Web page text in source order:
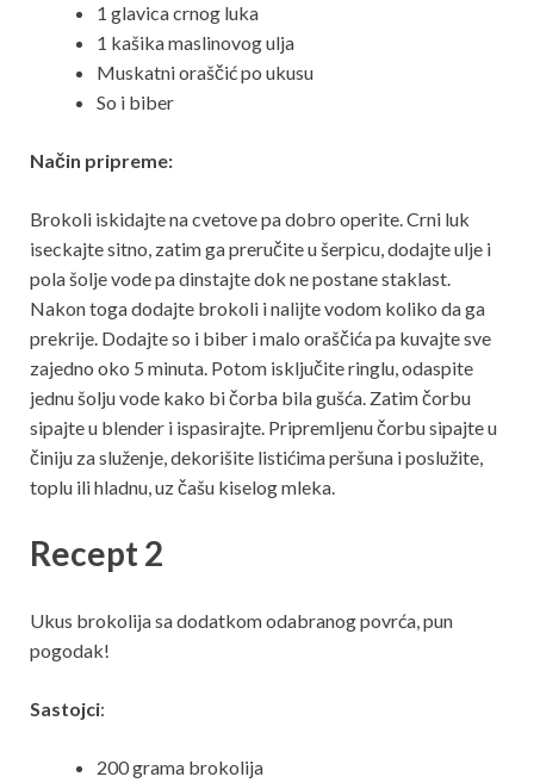
1 glavica crnog luka
1 kašika maslinovog ulja
Muskatni oraščić po ukusu
So i biber
Način pripreme:
Brokoli iskidajte na cvetove pa dobro operite. Crni luk
iseckajte sitno, zatim ga preručite u šerpicu, dodajte ulje i
pola šolje vode pa dinstajte dok ne postane staklast.
Nakon toga dodajte brokoli i nalijte vodom koliko da ga
prekrije. Dodajte so i biber i malo oraščića pa kuvajte sve
zajedno oko 5 minuta. Potom isključite ringlu, odaspite
jednu šolju vode kako bi čorba bila gušća. Zatim čorbu
sipajte u blender i ispasirajte. Pripremljenu čorbu sipajte u
činiju za služenje, dekorišite listićima peršuna i poslužite,
toplu ili hladnu, uz čašu kiselog mleka.
Recept 2
Ukus brokolija sa dodatkom odabranog povrća, pun
pogodak!
Sastojci:
200 grama brokolija